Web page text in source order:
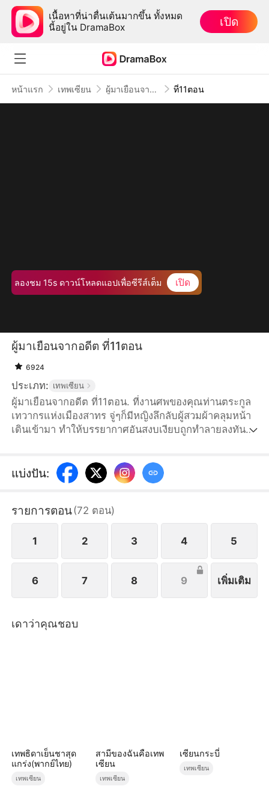
เนื้อหาที่น่าตื่นเต้นมากขึ้น ทั้งหมด
นี้อยู่ใน DramaBox
เปิด
หน้าแรก เทพเซียน ผู้มาเยือนจากอดีต ที่11ตอน
ลองชม 15s ดาวน์โหลดแอปเพื่อซีรีส์เต็ม เปิด
ผู้มาเยือนจากอดีต ที่11ตอน
6924
ประเภท: เทพเซียน
ผู้มาเยือนจากอดีต ที่11ตอน. ที่งานศพของคุณท่านตระกูล
เทวากรแห่งเมืองสาทร จู่ๆก็มีหญิงลึกลับผู้สวมผ้าคลุมหน้า
เดินเข้ามา ทำให้บรรยากาศอันสงบเงียบถูกทำลายลงทันที
ที่สุดไปเป็นคนรับใช้ของเธอ คำพูดประหลาดนี้ทำให้คนทั้ง
ตระกูลตกตะลึง...
แบ่งปัน:
รายการตอน(72 ตอน)
1 2 3 4 5
6 7 8 9 เพิ่มเติม
เดาว่าคุณชอบ
เทพธิดาเย็นชาสุด
แกร่ง(พากย์ไทย)
เทพเซียน
สามีของฉันคือเทพ
เซียน
เทพเซียน
เซียนกระบี่
เทพเซียน